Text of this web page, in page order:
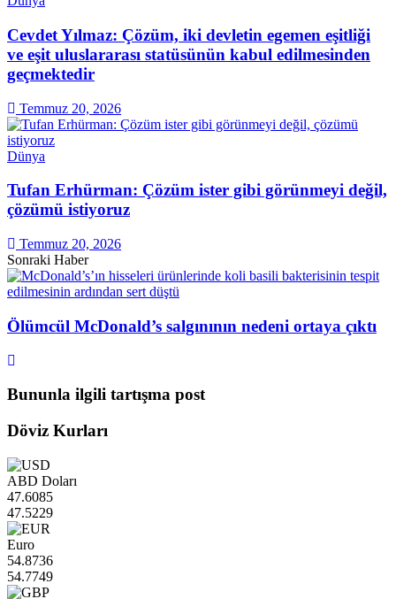
Cevdet Yılmaz: Çözüm, iki devletin egemen eşitliği
ve eşit uluslararası statüsünün kabul edilmesinden
geçmektedir
Temmuz 20, 2026
Dünya
Tufan Erhürman: Çözüm ister gibi görünmeyi değil,
çözümü istiyoruz
Temmuz 20, 2026
Sonraki Haber
Ölümcül McDonald’s salgınının nedeni ortaya çıktı
Bununla ilgili tartışma post
Döviz Kurları
ABD Doları
47.6085
47.5229
Euro
54.8736
54.7749